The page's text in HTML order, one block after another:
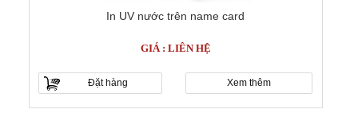
In UV nước trên name card
GIÁ : LIÊN HỆ
Đặt hàng Xem thêm